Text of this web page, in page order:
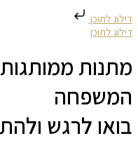
דילוג לתוכן
דילוג לתוכן
מתנות
המשפחה
בואו לרגש